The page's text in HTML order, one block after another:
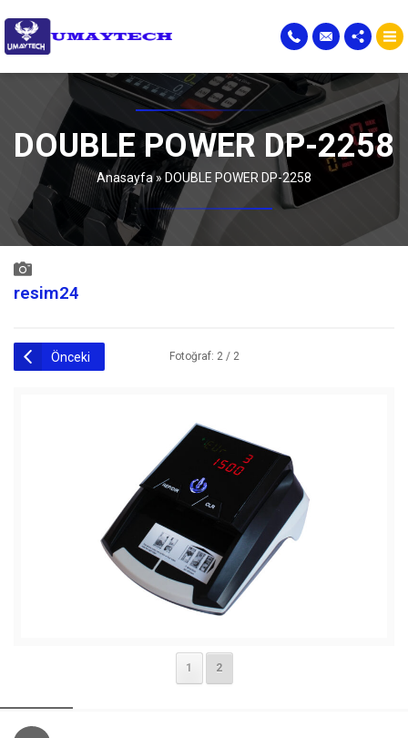
DOUBLE POWER DP-2258
Anasayfa» DOUBLE POWER DP-2258
resim24
Önceki Fotoğraf: 2 / 2
1 2